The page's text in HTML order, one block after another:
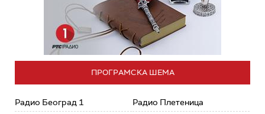
ПРОГРАМСКА ШЕМА
Радио Београд 1 Радио Плетеница